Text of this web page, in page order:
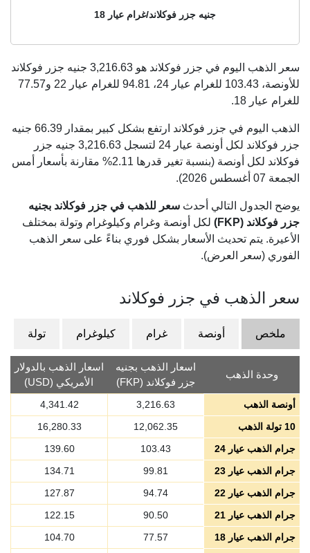
جنيه جزر فوكلاند/غرام عيار 18
سعر الذهب اليوم في جزر فوكلاند هو 3,216.63 جنيه جزر فوكلاند
للأونصة، 103.43 للغرام عيار 24، 94.81 للغرام عيار 22 و
77.57
للغرام عيار 18.
الذهب اليوم في جزر فوكلاند ارتفع بشكل كبير بمقدار 66.39 جنيه
جزر فوكلاند لكل أونصة عيار 24 لتسجل 3,216.63 جنيه جزر
فوكلاند لكل أونصة (بنسبة تغير قدرها 2.11% مقارنة بأسعار أمس
الجمعة 07 أغسطس 2026).
يوضح الجدول التالي أحدث سعر للذهب في جزر فوكلاند بجنيه
جزر فوكلاند (FKP)
لكل أونصة وغرام وكيلوغرام وتولة بمختلف
الأعيرة. يتم تحديث الأسعار بشكل فوري بناءً على سعر الذهب
الفوري (سعر العرض).
سعر الذهب في جزر فوكلاند
ملخص أونصة غرام كيلوغرام تولة
وحدة الذهب
اسعار الذهب بجنيه
جزر فوكلاند (FKP)
اسعار الذهب بالدولار
الأمريكي (USD)
أونصة الذهب 3,216.63
4,341.42
10 تولة الذهب
12,062.35
16,280.33
جرام الذهب عيار 24
103.43
139.60
جرام الذهب عيار 23
99.81
134.71
جرام الذهب عيار 22
94.74
127.87
جرام الذهب عيار 21
90.50
122.15
جرام الذهب عيار 18
77.57
104.70